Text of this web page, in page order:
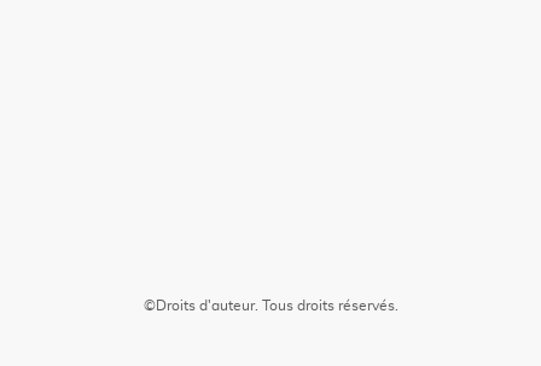
©Droits d'auteur. Tous droits réservés.